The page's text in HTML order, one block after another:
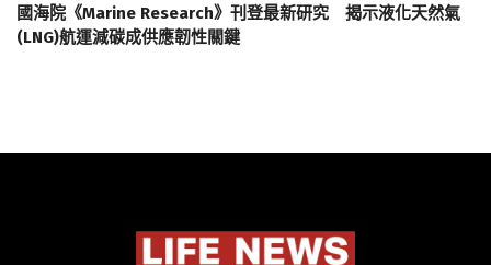
國海院《Marine Research》刊登最新研究 揭示液化天然氣
(LNG)航運減碳成供應韌性關鍵